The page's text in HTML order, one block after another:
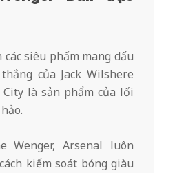
siêu phẩm mang dấu
của Jack Wilshere
là sản phẩm của lối
Wenger, Arsenal luôn
kiểm soát bóng giàu